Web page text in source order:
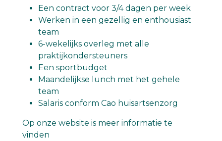
Een contract voor 3/4 dagen per week
Werken in een gezellig en enthousiast
team
6-wekelijks overleg met alle
praktijkondersteuners
Een sportbudget
Maandelijkse lunch met het gehele
team
Salaris conform Cao huisartsenzorg
Op onze website is meer informatie te
vinden